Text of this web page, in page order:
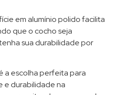
em alumínio polido facilita
que o cocho seja
sua durabilidade por
a escolha perfeita para
e durabilidade na